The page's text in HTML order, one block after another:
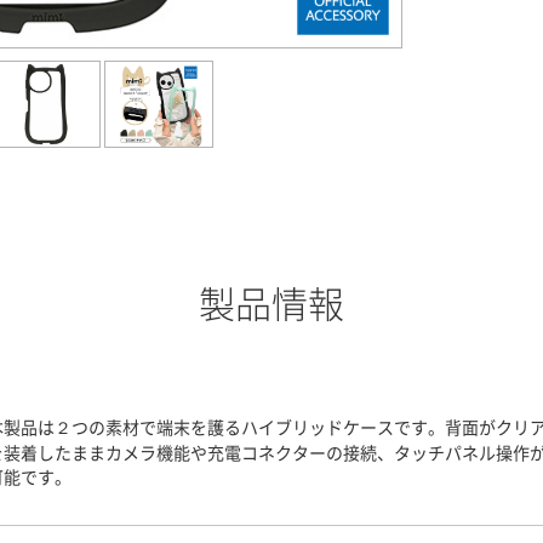
製品情報
製品は２つの素材で端末を護るハイブリッドケースです。背面がクリ
装着したままカメラ機能や充電コネクターの接続、タッチパネル操作
です。